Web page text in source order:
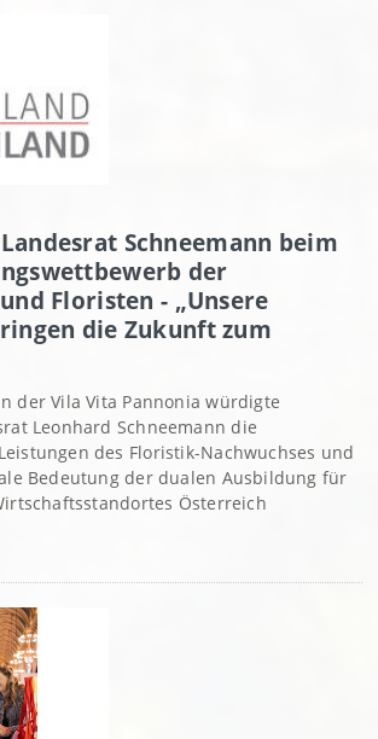
Schneemann beim
der
Floristen - „Unsere
die Zukunft zum
der Vila Vita Pannonia würdigte
Leonhard Schneemann die
des Floristik-Nachwuchses und
Bedeutung der dualen Ausbildung für
Österreich